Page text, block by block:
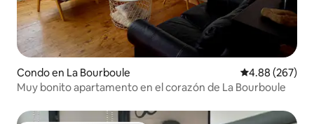
Condo en La Bourboule Calificación
4.88 (267)
Muy bonito apartamento en el corazón de La Bourboule